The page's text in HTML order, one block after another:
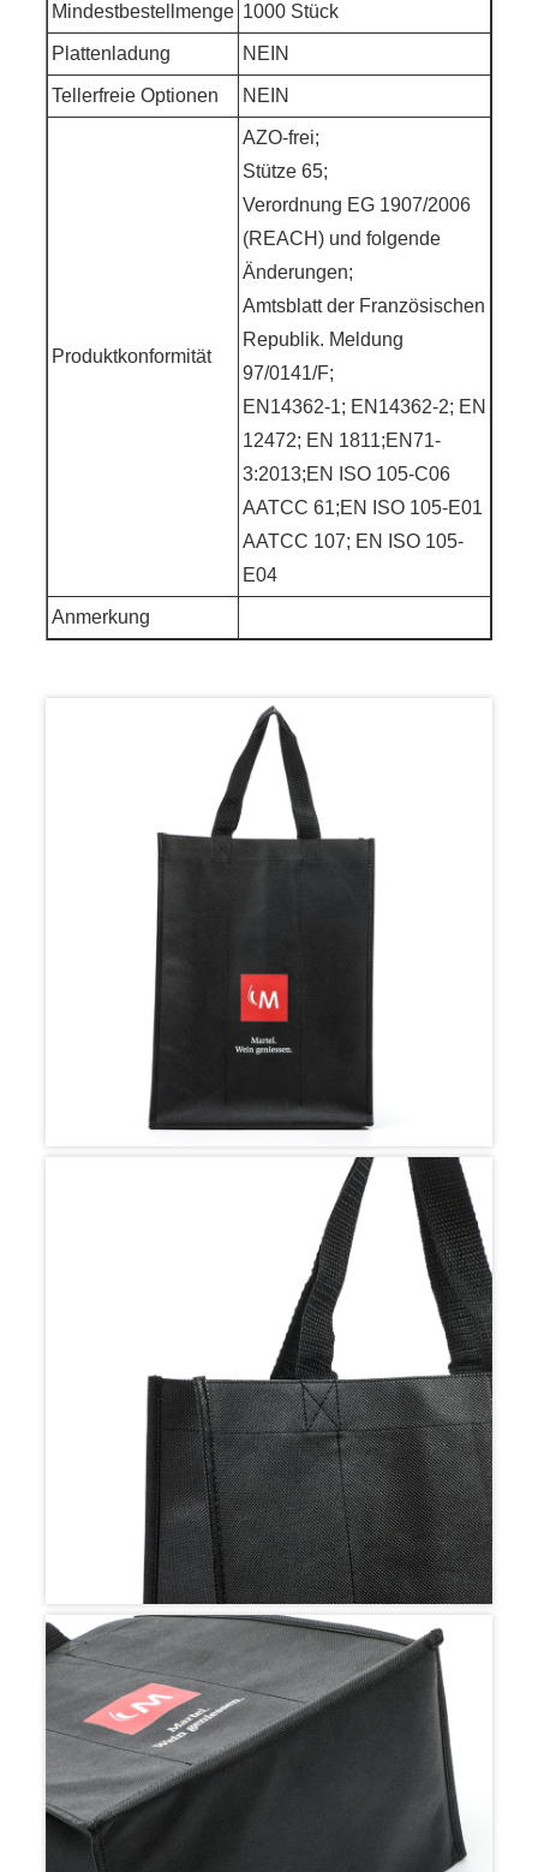
Mindestbestellmenge 1000 Stück
Plattenladung NEIN
Tellerfreie Optionen NEIN
Produktkonformität
AZO-frei;
Stütze 65;
Verordnung EG 1907/2006
(REACH) und folgende
Änderungen;
Amtsblatt der Französischen
Republik. Meldung
97/0141/F;
EN14362-1; EN14362-2; EN
12472; EN 1811;EN71-
3:2013;EN ISO 105-C06
AATCC 61;EN ISO 105-E01
AATCC 107; EN ISO 105-
E04
Anmerkung